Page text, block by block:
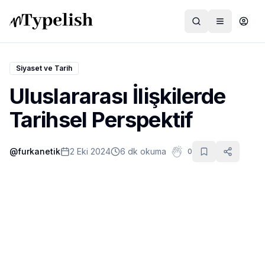
Dünya
Film ve Dizi
Kültür ve Sanat
Siyaset ve Tarih
Uluslararası İlişkilerde
Tarihsel Perspektif
@furkanetik 2 Eki 2024 6 dk okuma 0